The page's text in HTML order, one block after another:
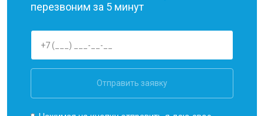
перезвоним за 5 минут
Отправить заявку